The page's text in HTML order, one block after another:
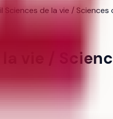
Sciences de la vie /
vie /